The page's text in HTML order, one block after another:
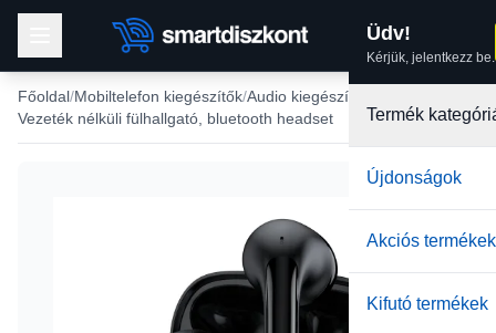
Üdv!
Kérjük, jelentkezz be.
Termék
Újdonságok
Akciós termékek
Kifutó termékek
Főoldal Mobiltelefon kiegészítők Audio kiegészítők
Vezeték nélküli fülhallgató, bluetooth headset